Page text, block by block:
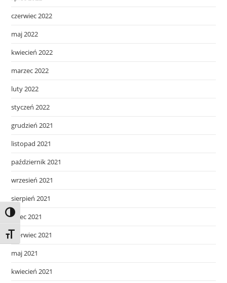
Toggle High Contrast
Toggle Font size
czerwiec 2022
maj 2022
kwiecień 2022
marzec 2022
luty 2022
styczeń 2022
grudzień 2021
listopad 2021
październik 2021
wrzesień 2021
sierpień 2021
lipiec 2021
czerwiec 2021
maj 2021
kwiecień 2021